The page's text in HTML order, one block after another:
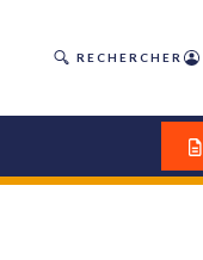
RECHERCHER